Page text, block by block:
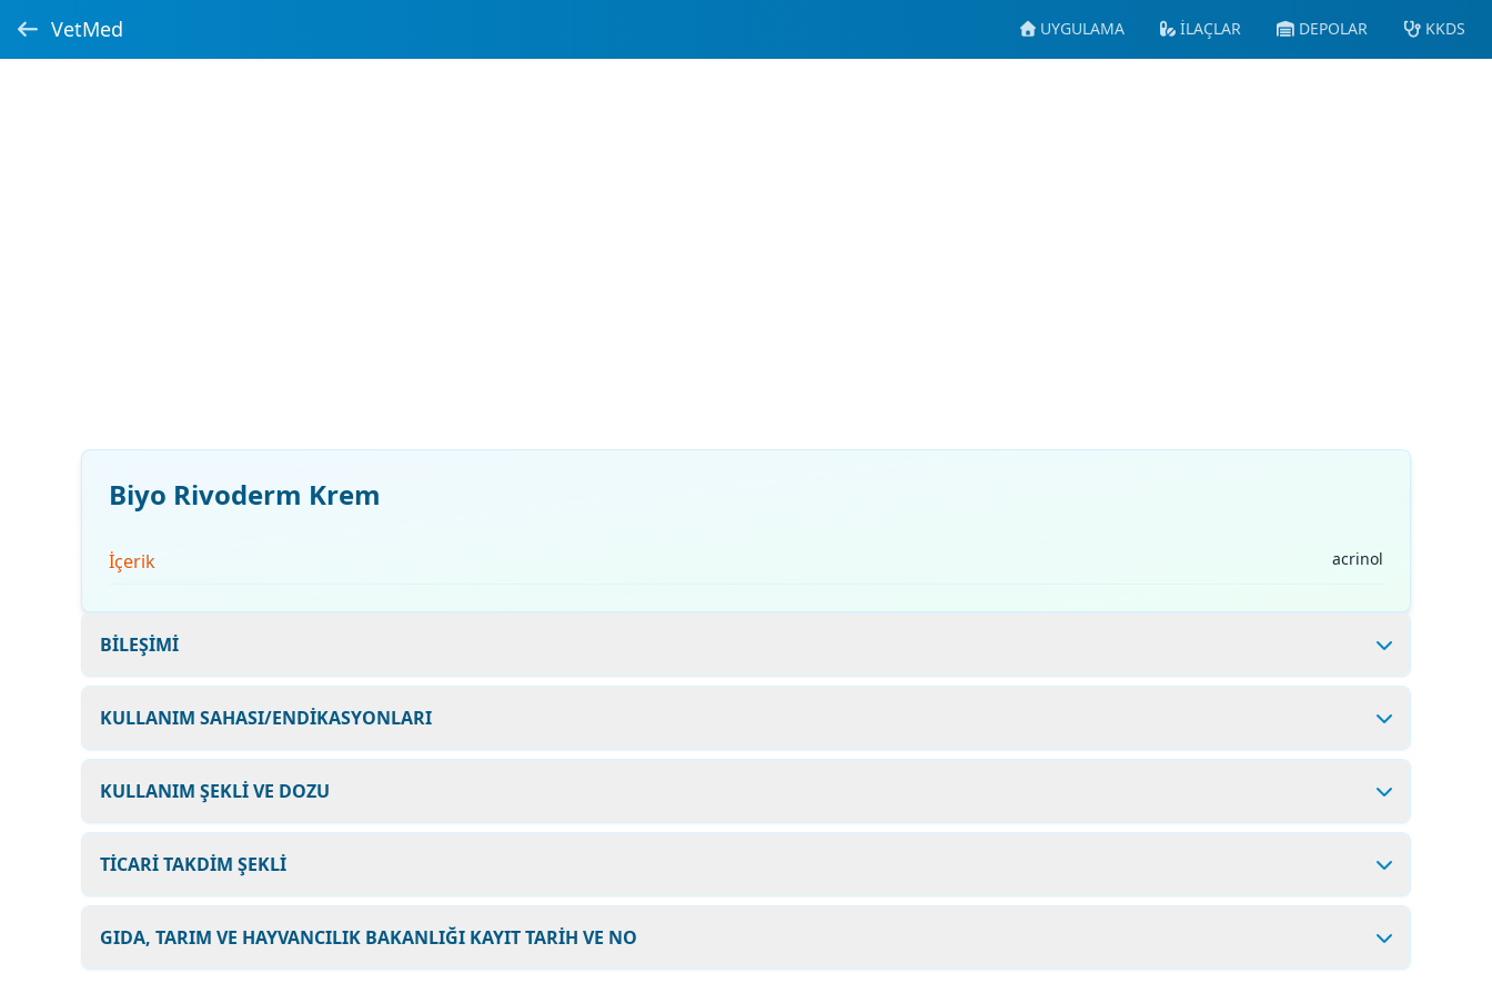
VetMed UYGULAMA İLAÇLAR DEPOLAR KKDS
Biyo Rivoderm Krem
İçerik acrinol
BİLEŞİMİ
KULLANIM SAHASI/ENDİKASYONLARI
KULLANIM ŞEKLİ VE DOZU
TİCARİ TAKDİM ŞEKLİ
GIDA, TARIM VE HAYVANCILIK BAKANLIĞI KAYIT TARİH VE NO